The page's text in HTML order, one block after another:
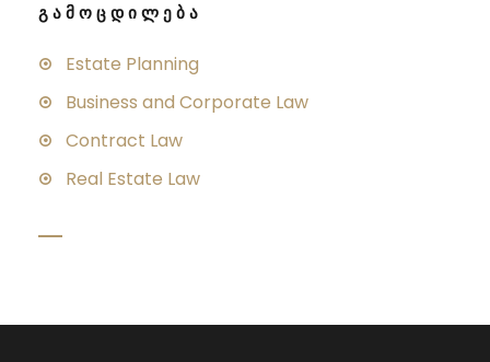
ᲒᲐᲛᲝᲪᲓᲘᲚᲔᲑᲐ
Estate Planning
Business and Corporate Law
Contract Law
Real Estate Law